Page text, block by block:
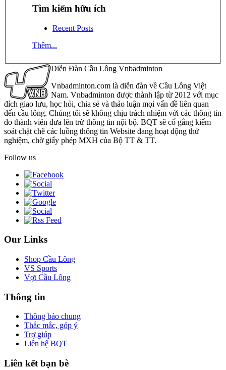
Tìm kiếm hữu ích
Recent Posts
Thêm...
Diễn Đàn Cầu Lông Vnbadminton
Vnbadminton.com là diễn đàn về Cầu Lông Việt
Nam. Vnbadminton được thành lập từ 2012 với mục
đích giao lưu, học hỏi, chia sẻ và thảo luận mọi vấn đề liên quan
đến cầu lông. Chúng tôi sẽ không chịu trách nhiệm với các thông tin
do thành viên đưa lên trừ thông tin nội bộ. BQT sẽ cố gắng kiểm
soát chặt chẽ các luồng thông tin Website đang hoạt động thử
nghiệm, chờ giấy phép MXH của Bộ TT & TT.
Follow us
Our Links
Shop Cầu Lông
VS Sports
Vợt Cầu Lông
Thông tin
Thông báo chung
Thắc mắc, góp ý
Trợ giúp
Liên hệ BQT
Liên kết bạn bè